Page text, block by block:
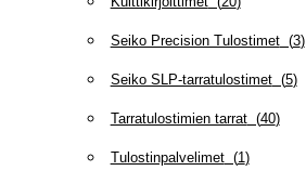
Seiko Precision Tulostimet(3)
Seiko SLP-tarratulostimet(5)
Tarratulostimien tarrat(40)
Tulostinpalvelimet(1)